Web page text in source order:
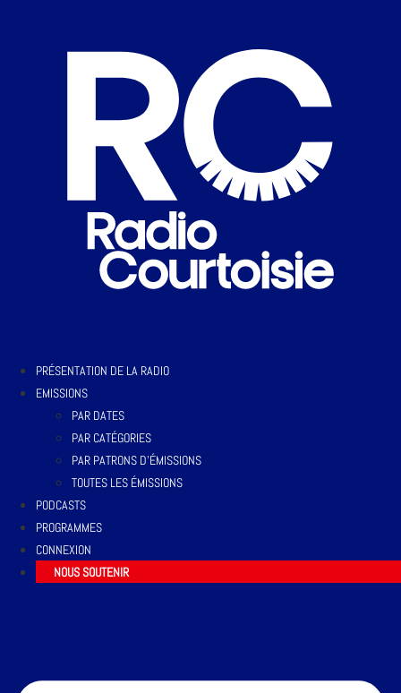
PRÉSENTATION DE LA RADIO
EMISSIONS
PAR DATES
PAR CATÉGORIES
PAR PATRONS D’ÉMISSIONS
TOUTES LES ÉMISSIONS
PODCASTS
PROGRAMMES
CONNEXION
NOUS SOUTENIR